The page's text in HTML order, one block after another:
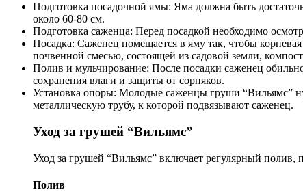
Подготовка посадочной ямы: Яма должна быть
около 60-80 см.
Подготовка саженца: Перед посадкой необходимо
Посадка: Саженец помещается в яму так, чтобы
почвенной смесью, состоящей из садовой земли,
Полив и мульчирование: После посадки саженец
сохранения влаги и защиты от сорняков.
Установка опоры: Молодые саженцы груши “Вильямс”
металлическую трубу, к которой подвязывают саженец.
Уход за грушей “Вильямс”
Уход за грушей “Вильямс” включает регулярный полив,
Полив